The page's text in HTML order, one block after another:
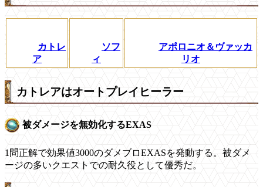
カトレ
ア
ソフ
ィ
アポロニオ＆ヴァッカ
リオ
カトレアはオートプレイヒーラー
被ダメージを無効化するEXAS
1問正解で効果値3000のダメブロEXASを発動する。被ダメ
ージの多いクエストでの耐久役として優秀だ。